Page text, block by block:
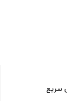
سریع